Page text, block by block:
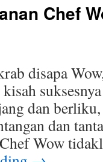
Chef
disapa
dan
dan
Wow